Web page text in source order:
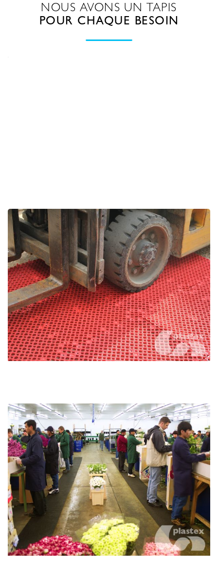
NOUS AVONS UN TAPIS
POUR CHAQUE BESOIN
Les lieux de travail industriels
Postes de travail industriels légers